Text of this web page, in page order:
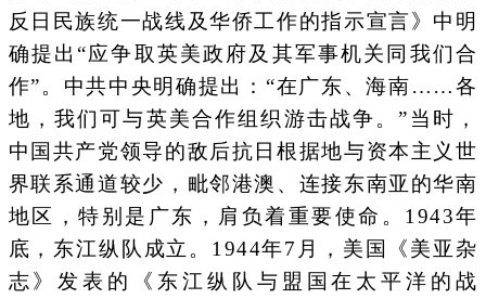
反日民族统一战线及华侨工作的指示宣言》中明
确提出“应争取英美政府及其军事机关同我们合
作”。中共中央明确提出：“在广东、海南……各
地，我们可与英美合作组织游击战争。”当时，
中国共产党领导的敌后抗日根据地与资本主义世
界联系通道较少，毗邻港澳、连接东南亚的华南
地区，特别是广东，肩负着重要使命。1943年
底，东江纵队成立。1944年7月，美国《美亚杂
志》发表的《东江纵队与盟国在太平洋的战